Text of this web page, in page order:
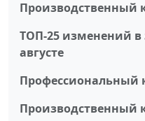
Производственный
ТОП-25 изменений в
августе
Профессиональный
Производственный